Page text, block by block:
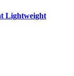
Lightweight